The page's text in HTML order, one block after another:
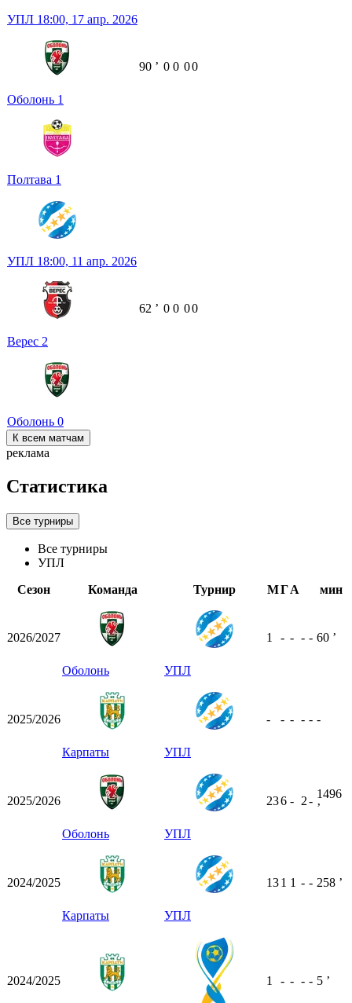
УПЛ 18:00, 17 апр. 2026
Оболонь 1
Полтава 1
90 ʼ 0 0 00
УПЛ 18:00, 11 апр. 2026
Верес 2
Оболонь 0
62 ʼ 0 0 00
К всем матчам
реклама
Статистика
Все турниры
Все турниры
УПЛ
Сезон
Команда Турнир МГА мин
2026/2027
Оболонь УПЛ
1 - - - - 60 ʼ
2025/2026
Карпаты УПЛ
- - - - - -
2025/2026
Оболонь УПЛ
236 - 2-
1496
ʼ
2024/2025
Карпаты УПЛ
131 1 - - 258 ʼ
2024/2025 1 - - - - 5 ʼ